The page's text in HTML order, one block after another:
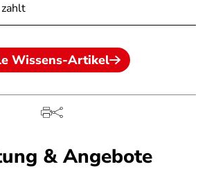
zahlt
Wissens-Artikel
& Angebote